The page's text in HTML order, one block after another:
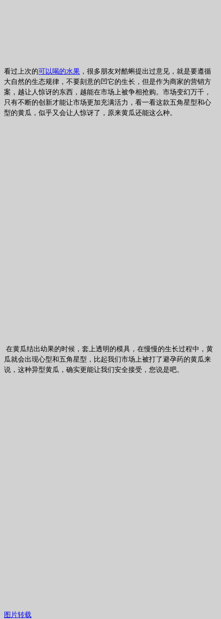
看过上次的可以喝的水果 ，很多朋友对酷蝌提出过意见，就是要遵循
大自然的生态规律，不要刻意的凹它的生长，但是作为商家的营销方
案，越让人惊讶的东西，越能在市场上被争相抢购。市场变幻万千，
只有不断的创新才能让市场更加充满活力，看一看这款五角星型和心
型的黄瓜，似乎又会让人惊讶了，原来黄瓜还能这么种。
在黄瓜结出幼果的时候，套上透明的模具，在慢慢的生长过程中，黄
瓜就会出现心型和五角星型，比起我们市场上被打了避孕药的黄瓜来
说，这种异型黄瓜，确实更能让我们安全接受，您说是吧。
图片转载